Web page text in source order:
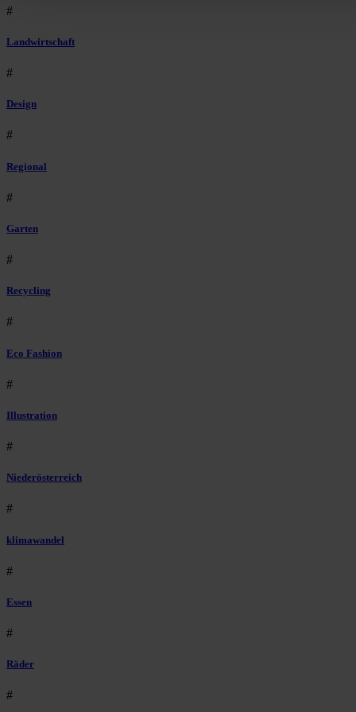
#
Landwirtschaft
#
Design
#
Regional
#
Garten
#
Recycling
#
Eco Fashion
#
Illustration
#
Niederösterreich
#
klimawandel
#
Essen
#
Räder
#